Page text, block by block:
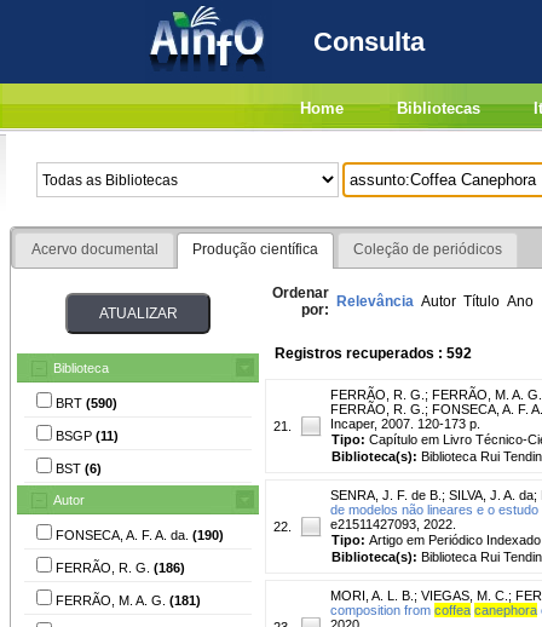
Consulta
Home Bibliotecas
Acervo documental Produção científica Coleção de periódicos
Biblioteca
BRT (590)
BSGP (11)
BST (6)
Autor
FONSECA, A. F. A. da. (190)
FERRÃO, R. G. (186)
FERRÃO, M. A. G. (181)
Ordenar
por: Relevância Autor Título Ano
Registros recuperados : 592
21.
FERRÃO, R. G. ; FERRÃO, M. A. G.
FERRÃO, R. G.; FONSECA, A. F.
Incaper, 2007. 120-173 p.
Tipo: Capítulo em Livro Técnico-
Biblioteca(s): Biblioteca Rui
22.
SENRA, J. F. de B. ; SILVA, J. A. da;
de modelos não lineares e o
e21511427093, 2022.
Tipo: Artigo em Periódico Indexado
Biblioteca(s): Biblioteca Rui
MORI, A. L. B. ; VIEGAS, M. C. ;
composition from coffea canephora
2020.